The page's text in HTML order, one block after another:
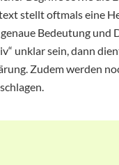
stellt oftmals eine
Bedeutung und
unklar sein, dann
Zudem werden